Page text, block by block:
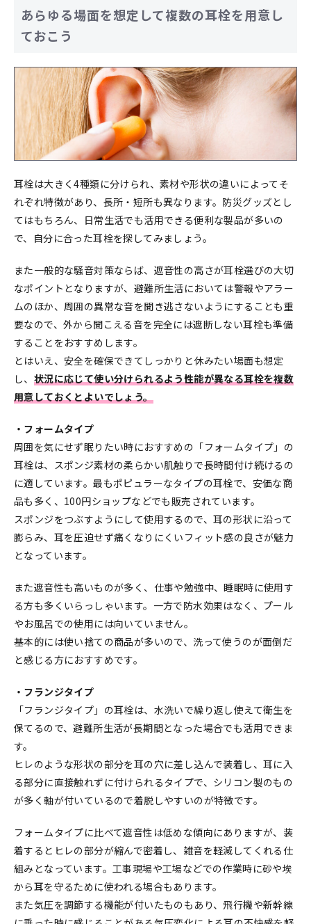
あらゆる場面を想定して複数の耳栓を用意し
ておこう
耳栓は大きく4種類に分けられ、素材や形状の違いによってそ
れぞれ特徴があり、長所・短所も異なります。防災グッズとし
てはもちろん、日常生活でも活用できる便利な製品が多いの
で、自分に合った耳栓を探してみましょう。
また一般的な騒音対策ならば、遮音性の高さが耳栓選びの大切
なポイントとなりますが、避難所生活においては警報やアラー
ムのほか、周囲の異常な音を聞き逃さないようにすることも重
要なので、外から聞こえる音を完全には遮断しない耳栓も準備
することをおすすめします。
とはいえ、安全を確保できてしっかりと休みたい場面も想定
し、 状況に応じて使い分けられるよう性能が異なる耳栓を複数
用意しておくとよいでしょう。
・フォームタイプ
周囲を気にせず眠りたい時におすすめの「フォームタイプ」の
耳栓は、スポンジ素材の柔らかい肌触りで長時間付け続けるの
に適しています。最もポピュラーなタイプの耳栓で、安価な商
品も多く、100円ショップなどでも販売されています。
スポンジをつぶすようにして使用するので、耳の形状に沿って
膨らみ、耳を圧迫せず痛くなりにくいフィット感の良さが魅力
となっています。
また遮音性も高いものが多く、仕事や勉強中、睡眠時に使用す
る方も多くいらっしゃいます。一方で防水効果はなく、プール
やお風呂での使用には向いていません。
基本的には使い捨ての商品が多いので、洗って使うのが面倒だ
と感じる方におすすめです。
・フランジタイプ
「フランジタイプ」の耳栓は、水洗いで繰り返し使えて衛生を
保てるので、避難所生活が長期間となった場合でも活用できま
す。
ヒレのような形状の部分を耳の穴に差し込んで装着し、耳に入
る部分に直接触れずに付けられるタイプで、シリコン製のもの
が多く軸が付いているので着脱しやすいのが特徴です。
フォームタイプに比べて遮音性は低めな傾向にありますが、装
着するとヒレの部分が縮んで密着し、雑音を軽減してくれる仕
組みとなっています。工事現場や工場などでの作業時に砂や埃
から耳を守るために使われる場合もあります。
また気圧を調節する機能が付いたものもあり、飛行機や新幹線